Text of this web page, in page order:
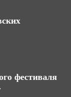
фестиваля